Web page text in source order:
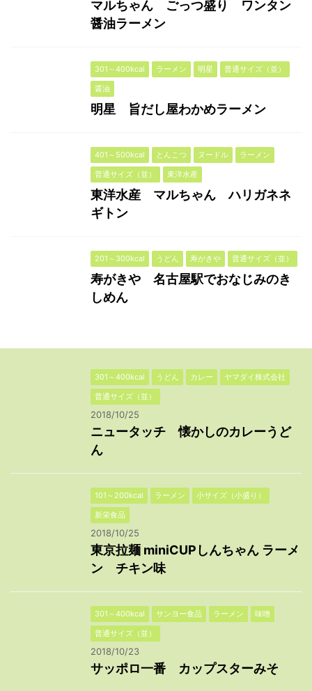
マルちゃん ごっつ盛り ワンタン
醤油ラーメン
301～400kcal ラーメン 明星
普通サイズ（並）
醤油
明星 旨だし屋わかめラーメン
401～500kcal とんこつ ヌードル
ラーメン
普通サイズ（並）
東洋水産
東洋水産 マルちゃん ハリガネネ
ギトン
201～300kcal うどん 寿がきや 普通サイズ（並）
寿がきや 名古屋駅でおなじみのき
しめん
301～400kcal うどん カレー
ヤマダイ株式会社
普通サイズ（並）
2018/10/25
ニュータッチ 懐かしのカレーうど
ん
101～200kcal ラーメン
小サイズ（小盛り）
新栄食品
2018/10/25
東京拉麺 miniCUPしんちゃん ラーメ
ン チキン味
301～400kcal サンヨー食品 ラーメン
味噌
普通サイズ（並）
2018/10/23
サッポロ一番 カップスターみそ